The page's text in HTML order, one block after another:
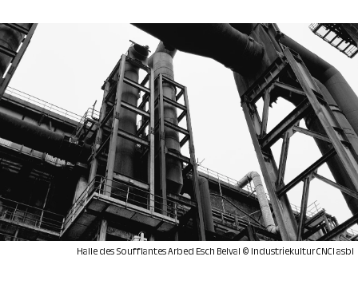
Halle des Soufflantes Arbed Esch Belval © Industriekultur CNCI asbl